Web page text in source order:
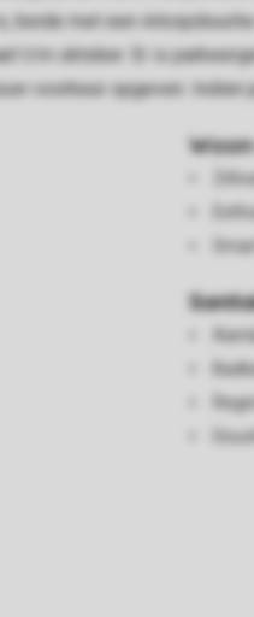
beide met een
t/m oktober. Er is
voorkeur opgeven.